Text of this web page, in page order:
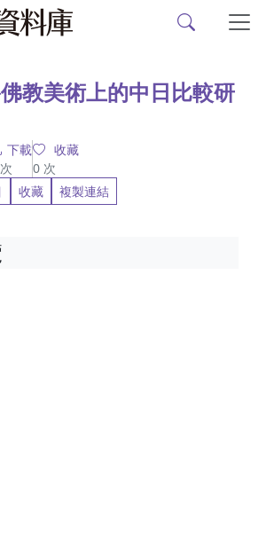
教美術上的中日比較研
下載
次
收藏
0 次
收藏 複製連結